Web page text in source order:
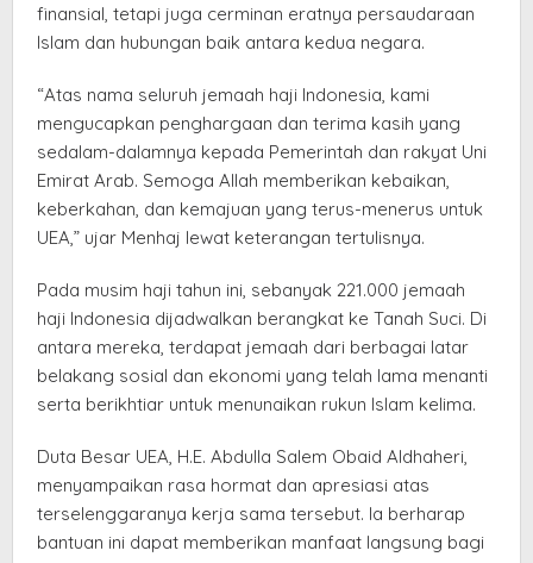
finansial, tetapi juga cerminan eratnya persaudaraan
Islam dan hubungan baik antara kedua negara.
“Atas nama seluruh jemaah haji Indonesia, kami
mengucapkan penghargaan dan terima kasih yang
sedalam-dalamnya kepada Pemerintah dan rakyat Uni
Emirat Arab. Semoga Allah memberikan kebaikan,
keberkahan, dan kemajuan yang terus-menerus untuk
UEA,” ujar Menhaj lewat keterangan tertulisnya.
Pada musim haji tahun ini, sebanyak 221.000 jemaah
haji Indonesia dijadwalkan berangkat ke Tanah Suci. Di
antara mereka, terdapat jemaah dari berbagai latar
belakang sosial dan ekonomi yang telah lama menanti
serta berikhtiar untuk menunaikan rukun Islam kelima.
Duta Besar UEA, H.E. Abdulla Salem Obaid Aldhaheri,
menyampaikan rasa hormat dan apresiasi atas
terselenggaranya kerja sama tersebut. Ia berharap
bantuan ini dapat memberikan manfaat langsung bagi